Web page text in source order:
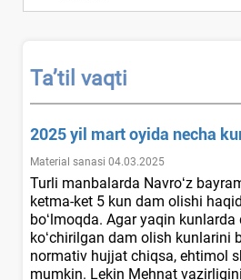
Ta’til vaqti
2025 yil mart oyida necha
Material sanasi 04.03.2025
Turli manbalarda Navroʻz
ketma-ket 5 kun dam olishi
boʻlmoqda. Agar yaqin kunlarda
koʻchirilgan dam olish kunlarini
normativ hujjat chiqsa, ehtimol
mumkin. Lekin Mehnat